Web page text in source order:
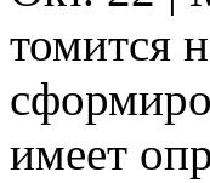
томится
имеет